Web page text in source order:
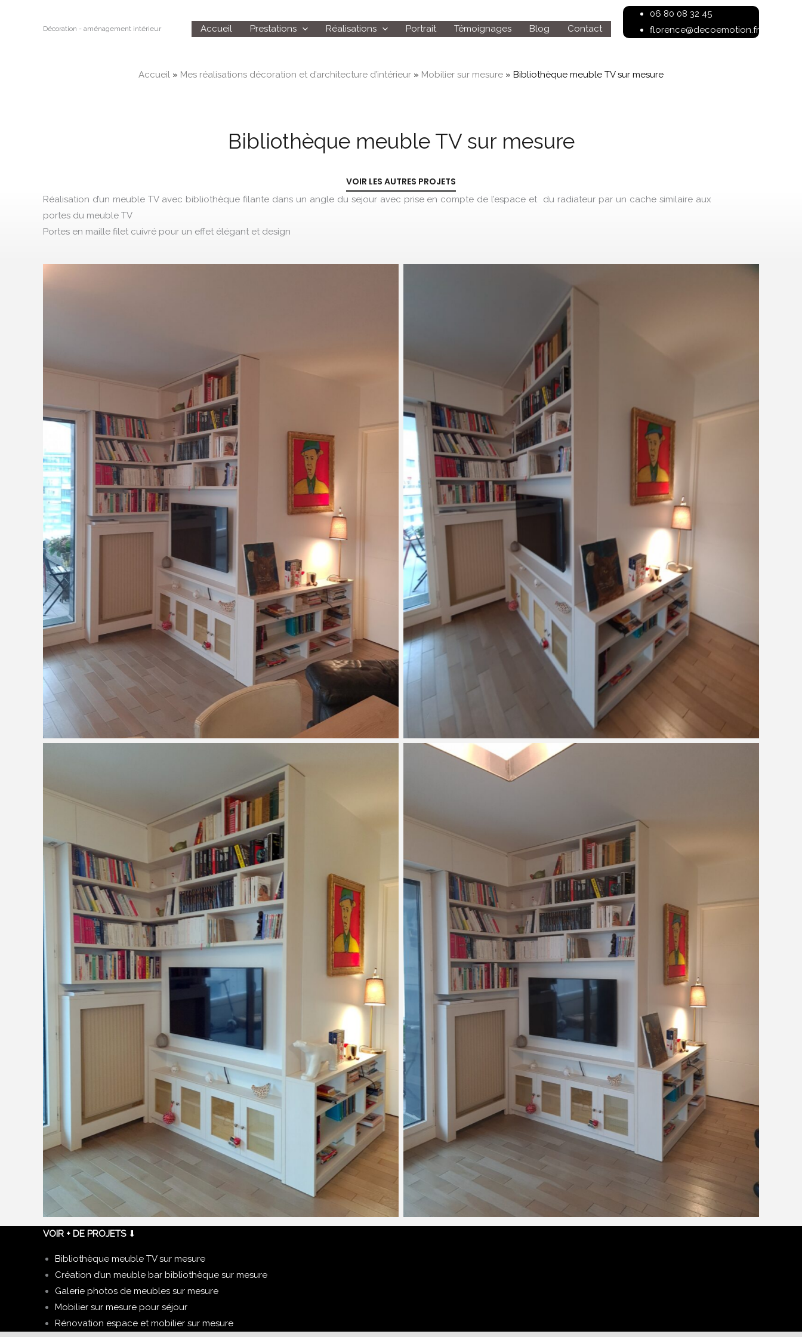
Décoration - aménagement intérieur Accueil Prestations Réalisations Portrait Témoignages Blog Contact
06 80 08 32 45
florence@decoemotion.fr
Accueil » Mes réalisations décoration et d’architecture d’intérieur » Mobilier sur mesure » Bibliothèque meuble TV sur mesure
Bibliothèque meuble TV sur mesure
VOIR LES AUTRES PROJETS
Réalisation d’un meuble TV avec bibliothèque filante dans un angle du sejour avec prise en compte de l’espace et du radiateur par un cache similaire aux
portes du meuble TV
Portes en maille filet cuivré pour un effet élégant et design
Aucune légende
Aucune légende Aucune légende
VOIR + DE PROJETS ⬇
Bibliothèque meuble TV sur mesure
Création d’un meuble bar bibliothèque sur mesure
Galerie photos de meubles sur mesure
Mobilier sur mesure pour séjour
Rénovation espace et mobilier sur mesure